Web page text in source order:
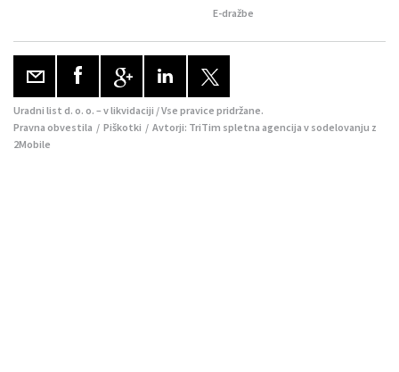
E-dražbe
Uradni list d. o. o. – v likvidaciji / Vse pravice pridržane.
Pravna obvestila / Piškotki / Avtorji: TriTim spletna agencija v sodelovanju z
2Mobile